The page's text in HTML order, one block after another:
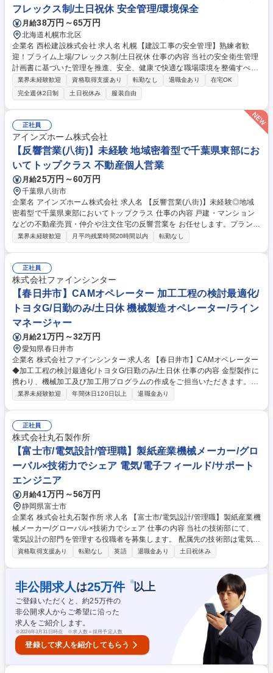
フレックス制/土日祝休 安全管理/環境保全
月給38万円～65万円
北海道札幌市北区
企業名 西松建設株式会社 求人名 札幌【建設工事の安全管理】熟練者歓
迎！プライム上場/フレックス制/土日祝休 仕事の内容 当社の安全衛生管理
計画書に基づいた管理を推進、安全、健康で快適な職場環境を整備すべく
募集しております。安全・品質・環境への配慮を重視している当社にて、
スキルを磨き長期的に働ける環境です。 安全衛生管理計画書に基づいた業
務支援、建設現場へ出向いての安全衛生パトロール・技術的指導、労働基
準監督署への申請・届出に関するアドバイス等が主要な業務です。 【働く
環境】ICTを活用して、社員間はもちろん職人さんともチャットで現場の
情報共有ができます。 ＜実績一覧＞https://www.nishimatsu.co.jp/ourwork
s/ 募集職種 札幌【建設工事の安全管理】熟練者歓迎！プライム上場/フレ
ックス制/土日祝休
業界未経験歓迎 資格取得支援あり 転勤なし 退職金あり
在宅OK
完全週休2日制
土日祝休み 服装自由
正社員
アインズホーム株式会社
【反響営業(八街)】未経験 地域密着型で千葉県東部にお
いてトップクラス 不動産個人営業
月給25万円～60万円
千葉県八街市
企業名 アインズホーム株式会社 求人名 【反響営業(八街)】未経験◎地域
密着型で千葉県東部においてトップクラス 仕事の内容 戸建・マンション
などの不動産売買・仲介や注文住宅の反響営業を お任せします。プランの
提案や見積り等のお客様との打ち合わせ 、 契約から引き渡しまでのお客
もできているため お客様の幅広いニーズにお応えすることができます。
将来的に用地仕入れの営業もお任せする可能性もあります。 ※職務内容の
変更範囲：当社業務全般 募集職種 【反響営業(八街)】未経験◎地域密着型
で千葉県東部においてトップクラス
業界未経験歓迎 月平均残業時間20時間以内 転勤なし
正社員
株式会社ファインシンター
【春日井市】CAMオペレーター 加工工程の検討最適化/
トヨタG/日勤のみ/土日休 機械製造オペレーター/ライン
マネージャー
月給21万円～32万円
愛知県春日井市
企業名 株式会社ファインシンター 求人名 【春日井市】CAMオペレーター
◆加工工程の検討最適化/トヨタG/日勤のみ/土日休 仕事の内容 金型製作に
携わり、機械加工及び加工用プログラムの作成をご担当いただきます。
様々な加工機や汎用機械を扱うため、技術面のスキル習得が可能です。
レーター◆加工工程の検討最適化/トヨタG/日勤のみ/土日休
業界未経験歓迎 年間休日120日以上 退職金あり
正社員
株式会社丸石製作所
【富士市/電気設計/管理職】製紙産業機械メーカー/グロ
ーバル×技術力でシェア 電気/電子フィールド/サポート
エンジニア
月給41万円～56万円
静岡県富士市
企業名 株式会社丸石製作所 求人名 【富士市/電気設計/管理職】製紙産業機
械メーカー/グローバル×技術力でシェア 仕事の内容 当社の技術部にて、
電気設計の部門を管理する役職者を募集します。 配属先の技術部は電気設
計と機械設計があり、各種計画立案、機械設計・開発、電気制御全般及び
o CADによる電気回路図、及び接続図の作成、PLCプログラミング、制御
機器・配線工事の管理・指導、実機運転調整・検証、完成図書の作成等、
基本設計から現地調整までを担当しております。 ◇プロジェクト実績一部
抜粋◇ 国内・国外（欧州・アジア・大洋州・北米・中南米・アフリカ）
平判自動包装機 200台 パルプ抄取マシン90台 大判カッター31台 全自動ロ
ール倉庫29台 募集職種 【富士市/電気設計/管理職】製紙産業機械メーカ
ー/グローバル×技術力でシェア
資格取得支援あり 転勤なし 英語 退職金あり 土日祝休み
非公開求人 は25万件 ※以上
ご登録いただくと、約25万件の
非公開求人からご希望に沿った
求人をご紹介します。
※2026年3月31日時点 ※求人数＝採用予定人数
登録して求人を紹介してもらう